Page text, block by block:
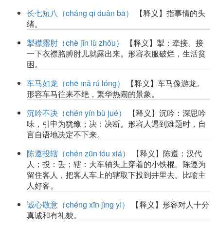
长七短八（cháng qī duǎn bā）
【释义】指事情的头
绪。
掣襟露肘（chè jīn lù zhǒu）
【释义】掣：牵接。接
一下衣襟胳膊肘儿就露出来。形容衣服破烂，生活贫
困。
车马如龙（chē mǎ rú lóng）
【释义】车马像游龙。
形容车马往来不绝，繁华热闹的景象。
沉吟不决（chén yín bù jué）
【释义】沉吟：深思吟
味，引申为犹豫；决：决断。形容人遇到难题时，自
言自语地决定不下来。
陈遵投辖（chén zūn tóu xiá）
【释义】陈遵：汉代
人；投：丢；辖：大车轴头上穿着的小铁棍。陈遵为
留住客人，把客人车上的辖取下投到井里去。比喻主
人好客。
诚心敬意（chéng xīn jìng yì）
【释义】形容对人十分
真诚和有礼貌。